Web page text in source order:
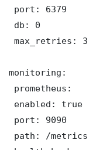
port: 6379
db: 0
max_retries: 3
monitoring:
prometheus:
enabled: true
port: 9090
path: /metrics